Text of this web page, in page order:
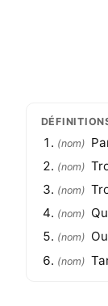
(nom)
(nom)
(nom)
(nom)
(nom)
(nom)